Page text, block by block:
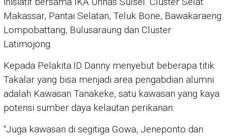
Makassar, Pantai Selatan, Teluk Bone, Bawakaraeng
Lompobattang, Bulusaraung dan Cluster
Latimojong.
Kepada Pelakita.ID Danny menyebut beberapa titik
Takalar yang bisa menjadi area pengabdian alumni
adalah Kawasan Tanakeke, satu kawasan yang kaya
potensi sumber daya kelautan perikanan.
“Juga kawasan di segitiga Gowa, Jeneponto dan